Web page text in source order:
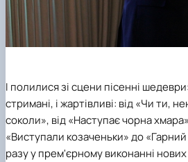
І полилися зі сцени пісенні шедеври:
стримані, і жартівливі: від «Чи ти,
соколи», від «Наступає чорна
«Виступали козаченьки» до
разу у прем'єрному виконанні нових